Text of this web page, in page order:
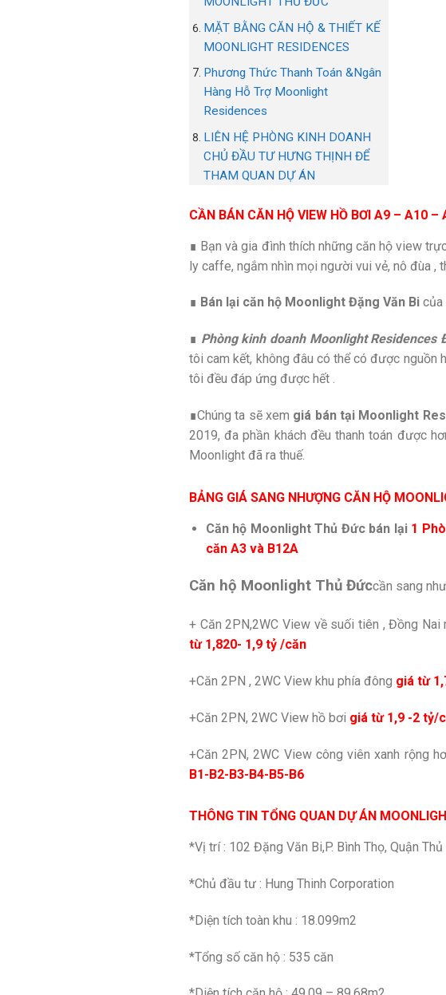
MẶT BẰNG CĂN HỘ & THIẾT KẾ
MOONLIGHT RESIDENCES
Phương Thức Thanh Toán &Ngân
Hàng Hỗ Trợ Moonlight
Residences
LIÊN HỆ PHÒNG KINH DOANH
CHỦ ĐẦU TƯ HƯNG THỊNH ĐỂ
THAM QUAN DỰ ÁN
CẦN BÁN CĂN HỘ VIEW HỒ BƠI A9 – A10
∎ Bạn và gia đình thích những căn hộ view
ly caffe, ngắm nhìn mọi người vui vẻ, nô đùa ,
∎ Bán lại căn hộ Moonlight Đặng Văn Bi của
∎ Phòng kinh doanh Moonlight Residences
tôi cam kết, không đâu có thể có được nguồn
tôi đều đáp ứng được hết .
∎Chúng ta sẽ xem giá bán tại Moonlight
2019, đa phần khách đều thanh toán được
Moonlight đã ra thuế.
BẢNG GIÁ SANG NHƯỢNG CĂN HỘ
Căn hộ Moonlight Thủ Đức bán lại 1
căn A3 và B12A
Căn hộ Moonlight Thủ Đứccần sang
+ Căn 2PN,2WC View về suối tiên , Đồng
từ 1,820- 1,9 tỷ /căn
+Căn 2PN , 2WC View khu phía đông giá từ
+Căn 2PN, 2WC View hồ bơi giá từ 1,9 -2 tỷ/
+Căn 2PN, 2WC View công viên xanh rộng
B1-B2-B3-B4-B5-B6
THÔNG TIN TỔNG QUAN DỰ ÁN
*Vị trí : 102 Đặng Văn Bi,P. Bình Thọ, Quận
*Chủ đầu tư : Hung Thinh Corporation
*Diện tích toàn khu : 18.099m2
*Tổng số căn hộ : 535 căn